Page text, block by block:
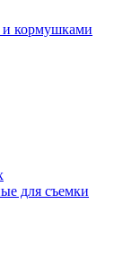
и кормушками
для съемки